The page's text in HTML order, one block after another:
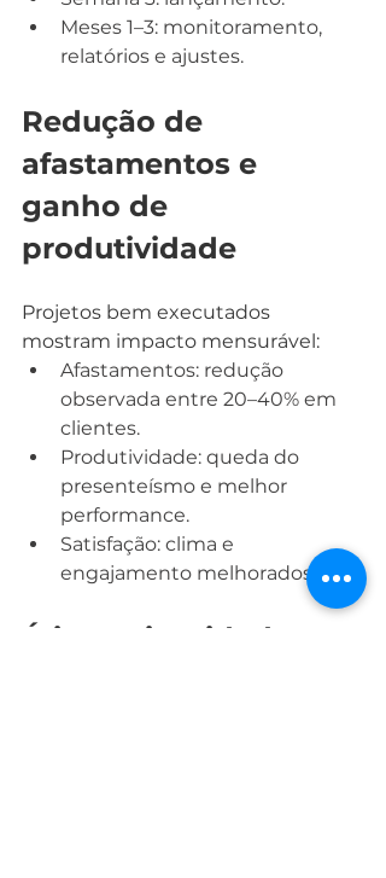
Meses 1–3: monitoramento,
relatórios e ajustes.
Redução de
afastamentos e
ganho de
produtividade
Projetos bem executados
mostram impacto mensurável:
Afastamentos: redução
observada entre 20–40% em
clientes.
Produtividade: queda do
presenteísmo e melhor
performance.
Satisfação: clima e
engajamento melhorados.
Ética, privacidade e